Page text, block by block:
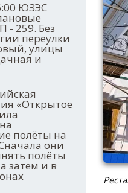
ЮЗЭС
- 259. Без
переулки
улицы
и
«Открытое
полёты на
они
полёты
затем и в